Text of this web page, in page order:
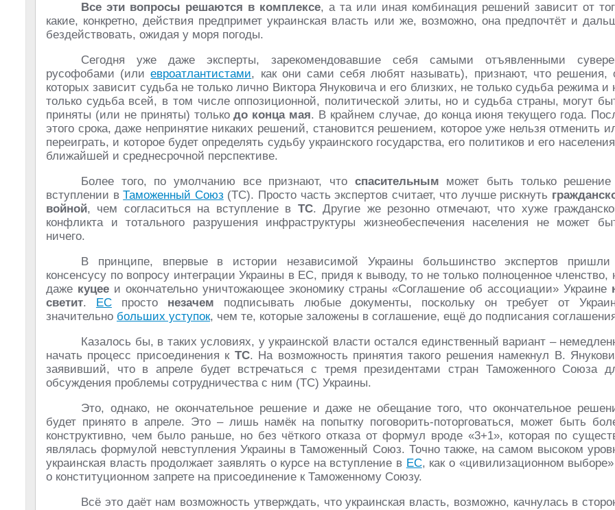
Все эти вопросы решаются в комплексе, а та или иная комбинация решений зависит от
какие, конкретно, действия предпримет украинская власть или же, возможно, она предпочтёт и
бездействовать, ожидая у моря погоды.
Сегодня уже даже эксперты, зарекомендовавшие себя самыми отъявленными
русофобами (илиевроатлантистами, как они сами себя любят называть), признают, что решения,
которых зависит судьба не только лично Виктора Януковича и его близких, не только судьба режима и
только судьба всей, в том числе оппозиционной, политической элиты, но и судьба страны, могут
приняты (или не приняты) толькодо конца мая. В крайнем случае, до конца июня текущего года.
этого срока, даже непринятие никаких решений, становится решением, которое уже нельзя отменить
переиграть, и которое будет определять судьбу украинского государства, его политиков и его
ближайшей и среднесрочной перспективе.
Более того, по умолчанию все признают, что спасительным может быть только
вступлении вТаможенный Союз(ТС). Просто часть экспертов считает, что лучше рискнуть
войной, чем согласиться на вступление в ТС. Другие же резонно отмечают, что хуже
конфликта и тотального разрушения инфраструктуры жизнеобеспечения населения не может
ничего.
В принципе, впервые в истории независимой Украины большинство экспертов
консенсусу по вопросу интеграции Украины в ЕС, придя к выводу, то не только полноценное членство,
даже куцееи окончательно уничтожающее экономику страны «Соглашение об ассоциации» Украине
светит. ЕСпросто незачем подписывать любые документы, поскольку он требует от
значительно больших уступок, чем те, которые заложены в соглашение, ещё до подписания
Казалось бы, в таких условиях, у украинской власти остался единственный вариант –
начать процесс присоединения к ТС. На возможность принятия такого решения намекнул В.
заявивший, что в апреле будет встречаться с тремя президентами стран Таможенного Союза
обсуждения проблемы сотрудничества с ним (ТС) Украины.
Это, однако, не окончательное решение и даже не обещание того, что окончательное
будет принято в апреле. Это – лишь намёк на попытку поговорить-поторговаться, может быть
конструктивно, чем было раньше, но без чёткого отказа от формул вроде «3+1», которая по
являлась формулой невступления Украины в Таможенный Союз. Точно также, на самом высоком
украинская власть продолжает заявлять о курсе на вступление в ЕС, как о «цивилизационном
о конституционном запрете на присоединение к Таможенному Союзу.
Всё это даёт нам возможность утверждать, что украинская власть, возможно, качнулась в